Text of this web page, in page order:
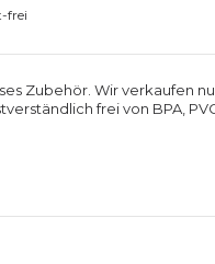
frei
Zubehör. Wir verkaufen
frei von BPA,